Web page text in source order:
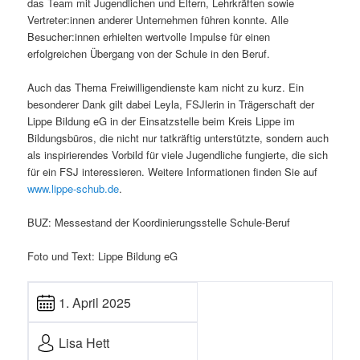
Vertreter:innen anderer Unternehmen führen konnte. Alle
Besucher:innen erhielten wertvolle Impulse für einen
erfolgreichen Übergang von der Schule in den Beruf.
Auch das Thema Freiwilligendienste kam nicht zu kurz. Ein
besonderer Dank gilt dabei Leyla, FSJlerin in Trägerschaft der
Lippe Bildung eG in der Einsatzstelle beim Kreis Lippe im
Bildungsbüros, die nicht nur tatkräftig unterstützte, sondern auch
als inspirierendes Vorbild für viele Jugendliche fungierte, die sich
für ein FSJ interessieren. Weitere Informationen finden Sie auf
www.lippe-schub.de.
BUZ: Messestand der Koordinierungsstelle Schule-Beruf
Foto und Text: Lippe Bildung eG
1. April 2025
Lisa Hett